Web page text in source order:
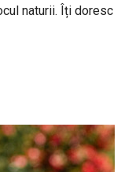
naturii. Îți doresc